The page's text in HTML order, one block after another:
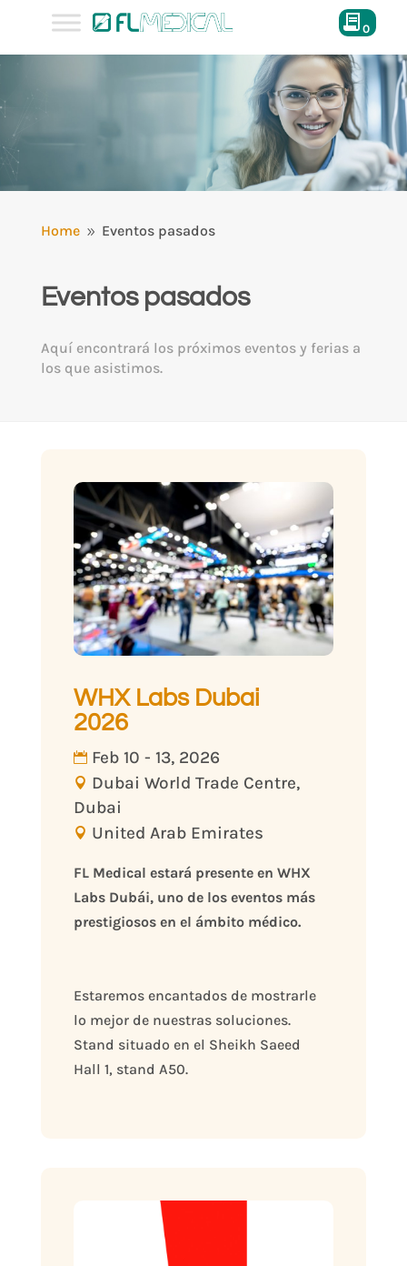
0
Home 9 Eventos pasados
Eventos pasados
Aquí encontrará los próximos eventos y ferias a
los que asistimos.
WHX Labs Dubai
2026
Feb 10 - 13, 2026
Dubai World Trade Centre,
Dubai
United Arab Emirates
FL Medical estará presente en WHX
Labs Dubái, uno de los eventos más
prestigiosos en el ámbito médico.
Estaremos encantados de mostrarle
lo mejor de nuestras soluciones.
Stand situado en el Sheikh Saeed
Hall 1, stand A50.